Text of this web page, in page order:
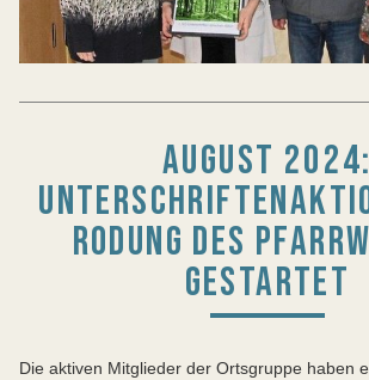
AUGUST 2024:
RODUNG DES
GESTARTET
Die aktiven Mitglieder der Ortsgruppe haben